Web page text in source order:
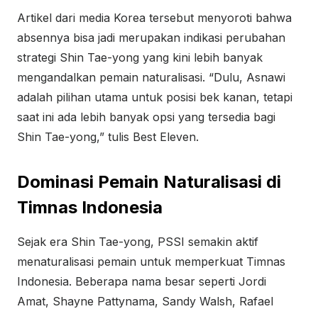
Artikel dari media Korea tersebut menyoroti bahwa
absennya bisa jadi merupakan indikasi perubahan
strategi Shin Tae-yong yang kini lebih banyak
mengandalkan pemain naturalisasi. “Dulu, Asnawi
adalah pilihan utama untuk posisi bek kanan, tetapi
saat ini ada lebih banyak opsi yang tersedia bagi
Shin Tae-yong,” tulis Best Eleven.
Dominasi Pemain Naturalisasi di
Timnas Indonesia
Sejak era Shin Tae-yong, PSSI semakin aktif
menaturalisasi pemain untuk memperkuat Timnas
Indonesia. Beberapa nama besar seperti Jordi
Amat, Shayne Pattynama, Sandy Walsh, Rafael